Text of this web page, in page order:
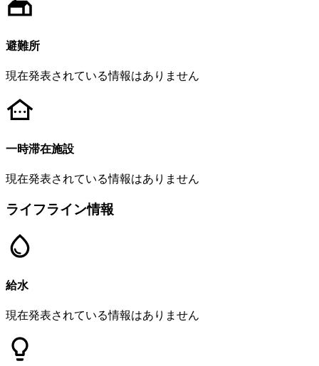
避難所
現在発表されている情報はありません
一時滞在施設
現在発表されている情報はありません
ライフライン情報
給水
現在発表されている情報はありません